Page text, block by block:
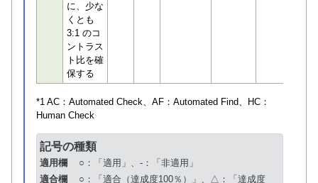
に、少な
くとも
3:1 のコ
ントラス
ト比を確
保する
*1 AC： Automated Check、AF： Automated Find、HC：
Human Check
記号の種類
適用欄
○：「適用」、-：「非適用」
適合欄
○：「適合（達成度100％）」、△：「達成度